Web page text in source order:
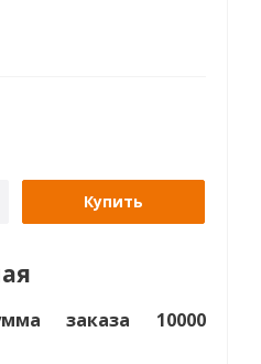
Купить
заказа 10000